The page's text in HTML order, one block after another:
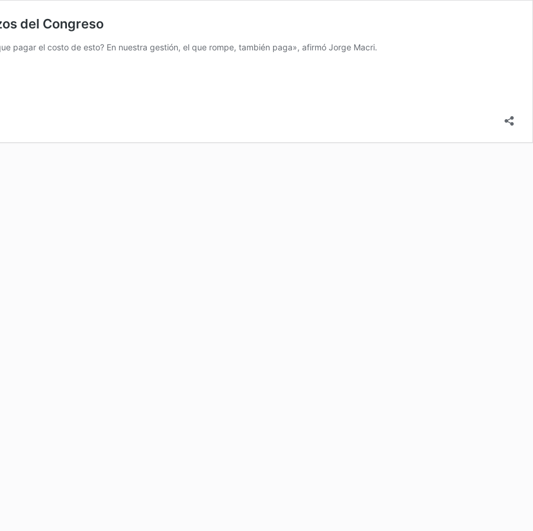
del Congreso
pagar el costo de esto? En nuestra gestión, el que rompe, también paga», afirmó Jorge Macri.